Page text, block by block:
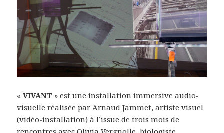
«VIVANT » est une installation immersive audio-
visuelle réalisée par Arnaud Jammet, artiste visuel
(vidéo-installation) à l’issue de trois mois de